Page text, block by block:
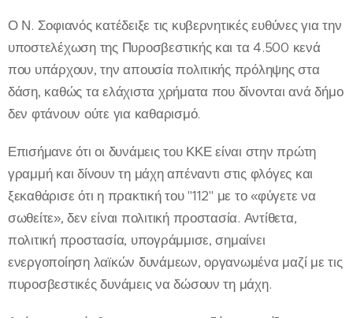
Ο Ν. Σοφιανός κατέδειξε τις κυβερνητικές ευθύνες για την
υποστελέχωση της Πυροσβεστικής και τα 4.500 κενά
που υπάρχουν, την απουσία πολιτικής πρόληψης στα
δάση, καθώς τα ελάχιστα χρήματα που δίνονται ανά δήμο
δεν φτάνουν ούτε για καθαρισμό.
Επισήμανε ότι οι δυνάμεις του ΚΚΕ είναι στην πρώτη
γραμμή και δίνουν τη μάχη απέναντι στις φλόγες και
ξεκαθάρισε ότι η πρακτική του "112" με το «φύγετε να
σωθείτε», δεν είναι πολιτική προστασία. Αντίθετα,
πολιτική προστασία, υπογράμμισε, σημαίνει
ενεργοποίηση λαϊκών δυνάμεων, οργανωμένα μαζί με τις
πυροσβεστικές δυνάμεις να δώσουν τη μάχη.